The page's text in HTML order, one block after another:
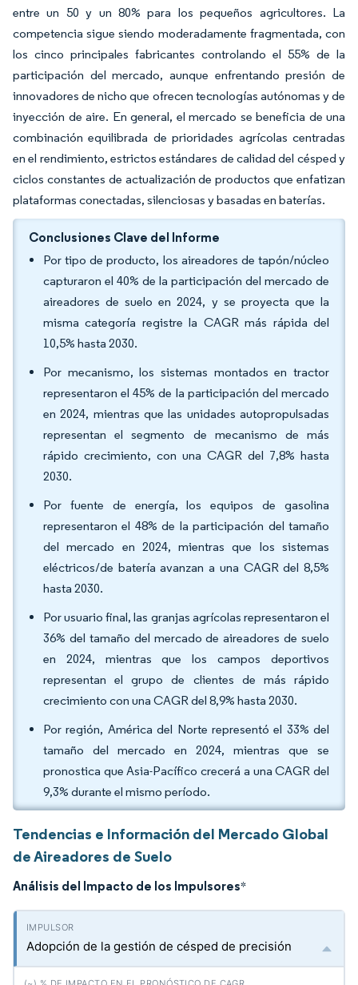
entre un 50 y un 80% para los pequeños agricultores. La
competencia sigue siendo moderadamente fragmentada, con
los cinco principales fabricantes controlando el 55% de la
participación del mercado, aunque enfrentando presión de
innovadores de nicho que ofrecen tecnologías autónomas y de
inyección de aire. En general, el mercado se beneficia de una
combinación equilibrada de prioridades agrícolas centradas
en el rendimiento, estrictos estándares de calidad del césped y
ciclos constantes de actualización de productos que enfatizan
plataformas conectadas, silenciosas y basadas en baterías.
Conclusiones Clave del Informe
Por tipo de producto, los aireadores de tapón/núcleo
capturaron el 40% de la participación del mercado de
aireadores de suelo en 2024, y se proyecta que la
misma categoría registre la CAGR más rápida del
10,5% hasta 2030.
Por mecanismo, los sistemas montados en tractor
representaron el 45% de la participación del mercado
en 2024, mientras que las unidades autopropulsadas
representan el segmento de mecanismo de más
rápido crecimiento, con una CAGR del 7,8% hasta
2030.
Por fuente de energía, los equipos de gasolina
representaron el 48% de la participación del tamaño
del mercado en 2024, mientras que los sistemas
eléctricos/de batería avanzan a una CAGR del 8,5%
hasta 2030.
Por usuario final, las granjas agrícolas representaron el
36% del tamaño del mercado de aireadores de suelo
en 2024, mientras que los campos deportivos
representan el grupo de clientes de más rápido
crecimiento con una CAGR del 8,9% hasta 2030.
Por región, América del Norte representó el 33% del
tamaño del mercado en 2024, mientras que se
pronostica que Asia-Pacífico crecerá a una CAGR del
9,3% durante el mismo período.
Tendencias e Información del Mercado Global
de Aireadores de Suelo
Análisis del Impacto de los Impulsores*
Adopción de la gestión de césped de precisión